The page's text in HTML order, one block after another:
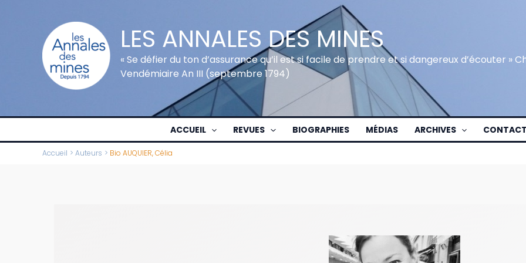
LES ANNALES DES MINES
« Se défier du ton d’assurance qu’il est si facile de prendre et si dangereux d’écouter »
Vendémiaire An III (septembre 1794)
ACCUEIL REVUES BIOGRAPHIES MÉDIAS ARCHIVES CONTACT
Accueil Auteurs Bio AUQUIER, Célia